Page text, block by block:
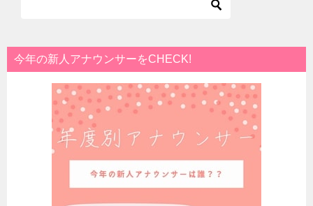
今年の新人アナウンサーをCHECK!